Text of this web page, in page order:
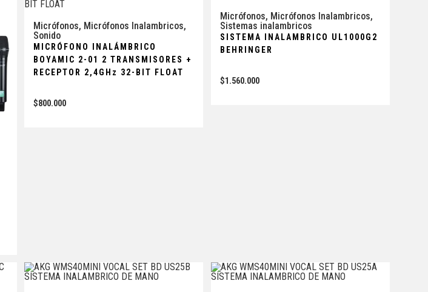
Micrófonos, Micrófonos Inalambricos,
Sonido
MICRÓFONO INALÁMBRICO
BOYAMIC 2-01 2 TRANSMISORES +
RECEPTOR 2,4GHz 32-BIT FLOAT
$800.000
Micrófonos, Micrófonos Inalambricos,
Sistemas inalambricos
SISTEMA INALAMBRICO UL1000G2
BEHRINGER
$1.560.000